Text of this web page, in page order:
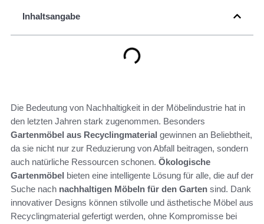
Inhaltsangabe
Die Bedeutung von Nachhaltigkeit in der Möbelindustrie hat in
den letzten Jahren stark zugenommen. Besonders
Gartenmöbel aus Recyclingmaterial gewinnen an Beliebtheit,
da sie nicht nur zur Reduzierung von Abfall beitragen, sondern
auch natürliche Ressourcen schonen. Ökologische
Gartenmöbel bieten eine intelligente Lösung für alle, die auf der
Suche nach nachhaltigen Möbeln für den Garten sind. Dank
innovativer Designs können stilvolle und ästhetische Möbel aus
Recyclingmaterial gefertigt werden, ohne Kompromisse bei